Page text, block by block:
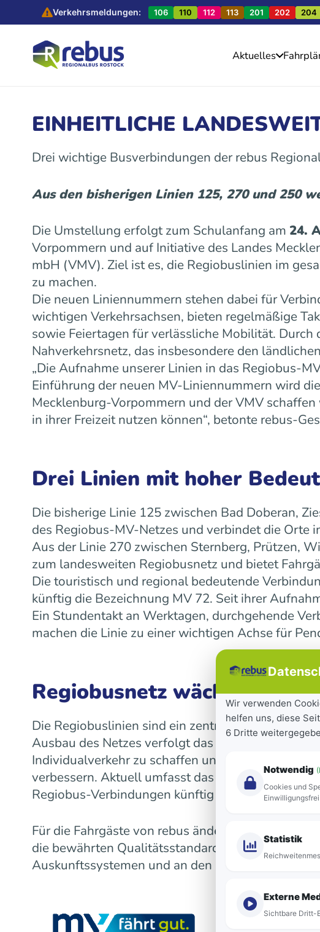
Verkehrsmeldungen: 106 110 112 113 201 202 204
Aktuelles
EINHEITLICHE
Drei wichtige Busverbindungen der rebus
Aus den bisherigen Linien 125, 270 und 250
Die Umstellung erfolgt zum Schulanfang am 24.
Vorpommern und auf Initiative des Landes
mbH (VMV). Ziel ist es, die Regiobuslinien im
zu machen.
Die neuen Liniennummern stehen dabei für
wichtigen Verkehrsachsen, bieten regelmäßige
sowie Feiertagen für verlässliche Mobilität.
Nahverkehrsnetz, das insbesondere den
„Die Aufnahme unserer Linien in das Regiobus-
Einführung der neuen MV-Liniennummern wird
Mecklenburg-Vorpommern und der VMV
in ihrer Freizeit nutzen können“, betonte rebus-
Drei Linien mit hoher
Die bisherige Linie 125 zwischen Bad Doberan,
des Regiobus-MV-Netzes und verbindet die Orte
Aus der Linie 270 zwischen Sternberg, Prützen,
zum landesweiten Regiobusnetz und bietet
Die touristisch und regional bedeutende
künftig die Bezeichnung MV 72. Seit ihrer
Ein Stundentakt an Werktagen, durchgehende
machen die Linie zu einer wichtigen Achse für
Regiobusnetz wächst
Die Regiobuslinien sind ein zentraler Bestandteil
Ausbau des Netzes verfolgt das Land das Ziel,
Individualverkehr zu schaffen und die Mobilität
verbessern. Aktuell umfasst das landesweite
Regiobus-Verbindungen künftig auf einen Blick zu
Für die Fahrgäste von rebus ändert sich mit der
die bewährten Qualitätsstandards bleiben
Auskunftssystemen und an den Fahrzeugen
Wir verwenden
helfen uns, diese
6 Dritte
Notwendig
Cookies und
Statistik
Externe
Sichtbare Dritt-